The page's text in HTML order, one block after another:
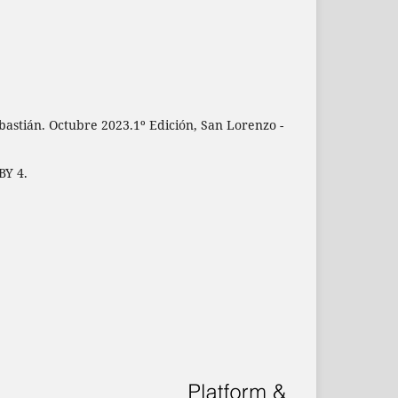
Octubre 2023.1º Edición, San Lorenzo -
4.